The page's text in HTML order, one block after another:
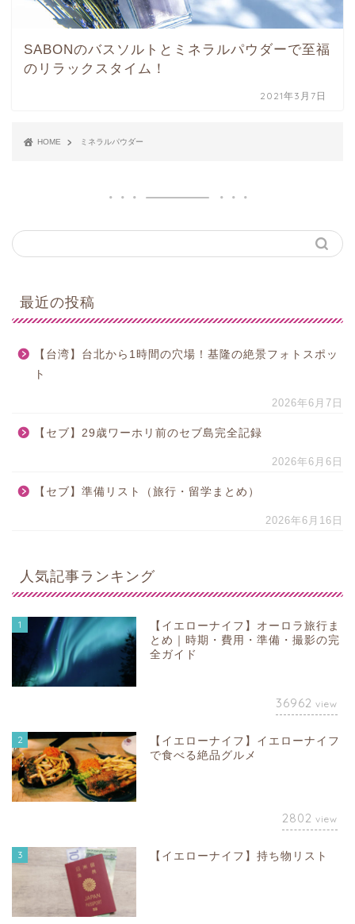
SABONのバスソルトとミネラルパウダーで至福
のリラックスタイム！
2021年3月7日
HOME ミネラルパウダー
最近の投稿
【台湾】台北から1時間の穴場！基隆の絶景フォトスポッ
ト
2026年6月7日
【セブ】29歳ワーホリ前のセブ島完全記録
2026年6月6日
【セブ】準備リスト（旅行・留学まとめ）
2026年6月16日
人気記事ランキング
1
【イエローナイフ】オーロラ旅行ま
とめ｜時期・費用・準備・撮影の完
全ガイド
36962 view
2
【イエローナイフ】イエローナイフ
で食べる絶品グルメ
2802 view
3 【イエローナイフ】持ち物リスト